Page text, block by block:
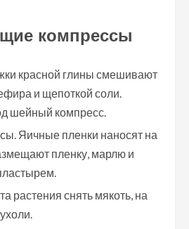
компрессы
красной глины смешивают
и щепоткой соли.
шейный компресс.
Яичные пленки наносят на
пленку, марлю и
растения снять мякоть, на